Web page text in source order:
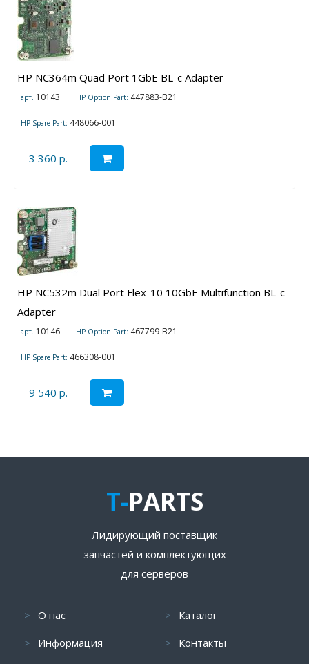
HP NC364m Quad Port 1GbE BL-c Adapter
арт. 10143 HP Option Part: 447883-B21
HP Spare Part: 448066-001
3 360 р.
HP NC532m Dual Port Flex-10 10GbE Multifunction BL-c
Adapter
арт. 10146 HP Option Part: 467799-B21
HP Spare Part: 466308-001
9 540 р.
T-PARTS
Лидирующий поставщик
запчастей и комплектующих
для серверов
О нас
Информация
Каталог
Контакты